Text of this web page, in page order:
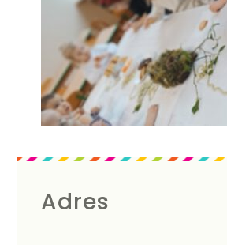
Adres